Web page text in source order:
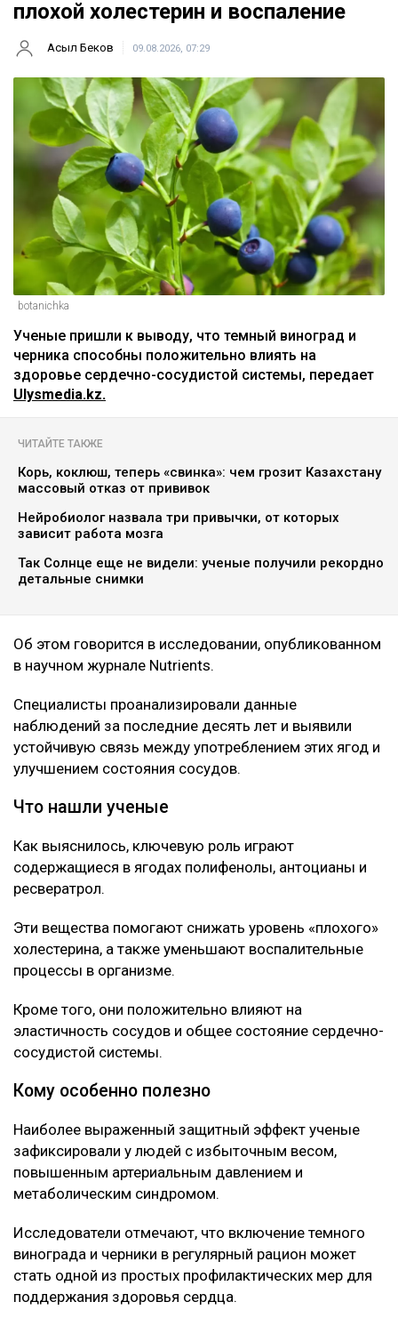
плохой холестерин и воспаление
Асыл Беков 09.08.2026, 07:29
botanichka
Ученые пришли к выводу, что темный виноград и
черника способны положительно влиять на
здоровье сердечно-сосудистой системы, передает
Ulysmedia.kz.
ЧИТАЙТЕ ТАКЖЕ
Корь, коклюш, теперь «свинка»: чем грозит Казахстану
массовый отказ от прививок
Нейробиолог назвала три привычки, от которых
зависит работа мозга
Так Солнце еще не видели: ученые получили рекордно
детальные снимки
Об этом говорится в исследовании, опубликованном
в научном журнале Nutrients.
Специалисты проанализировали данные
наблюдений за последние десять лет и выявили
устойчивую связь между употреблением этих ягод и
улучшением состояния сосудов.
Что нашли ученые
Как выяснилось, ключевую роль играют
содержащиеся в ягодах полифенолы, антоцианы и
ресвератрол.
Эти вещества помогают снижать уровень «плохого»
холестерина, а также уменьшают воспалительные
процессы в организме.
Кроме того, они положительно влияют на
эластичность сосудов и общее состояние сердечно-
сосудистой системы.
Кому особенно полезно
Наиболее выраженный защитный эффект ученые
зафиксировали у людей с избыточным весом,
повышенным артериальным давлением и
метаболическим синдромом.
Исследователи отмечают, что включение темного
винограда и черники в регулярный рацион может
стать одной из простых профилактических мер для
поддержания здоровья сердца.